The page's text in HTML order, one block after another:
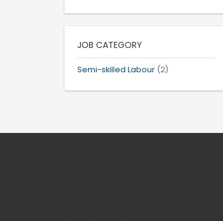
JOB CATEGORY
Semi-skilled Labour (2)